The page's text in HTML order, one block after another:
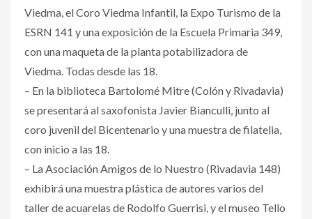
Viedma, el Coro Viedma Infantil, la Expo Turismo de la
ESRN 141 y una exposición de la Escuela Primaria 349,
con una maqueta de la planta potabilizadora de
Viedma. Todas desde las 18.
– En la biblioteca Bartolomé Mitre (Colón y Rivadavia)
se presentará al saxofonista Javier Bianculli, junto al
coro juvenil del Bicentenario y una muestra de filatelia,
con inicio a las 18.
– La Asociación Amigos de lo Nuestro (Rivadavia 148)
exhibirá una muestra plástica de autores varios del
taller de acuarelas de Rodolfo Guerrisi, y el museo Tello